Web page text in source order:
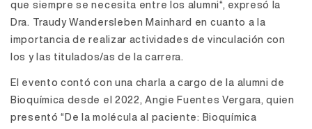
que siempre se necesita entre los alumni“, expresó la
Dra. Traudy Wandersleben Mainhard en cuanto a la
importancia de realizar actividades de vinculación con
los y las titulados/as de la carrera.
El evento contó con una charla a cargo de la alumni de
Bioquímica desde el 2022, Angie Fuentes Vergara, quien
presentó “De la molécula al paciente: Bioquímica